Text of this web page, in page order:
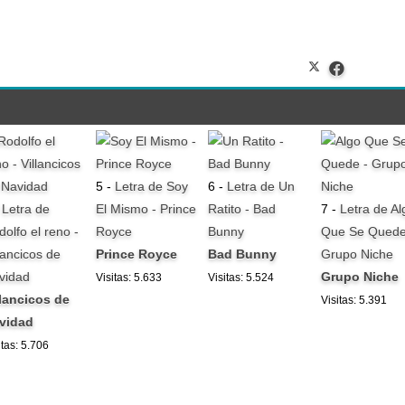
Letra de
el reno -
de
de
5.706
5 - Letra de Soy
El Mismo - Prince
Royce
Prince Royce
Visitas: 5.633
6 - Letra de Un
Ratito - Bad
Bunny
Bad Bunny
Visitas: 5.524
7 - Letra de
Que Se
Grupo Niche
Grupo Niche
Visitas: 5.391